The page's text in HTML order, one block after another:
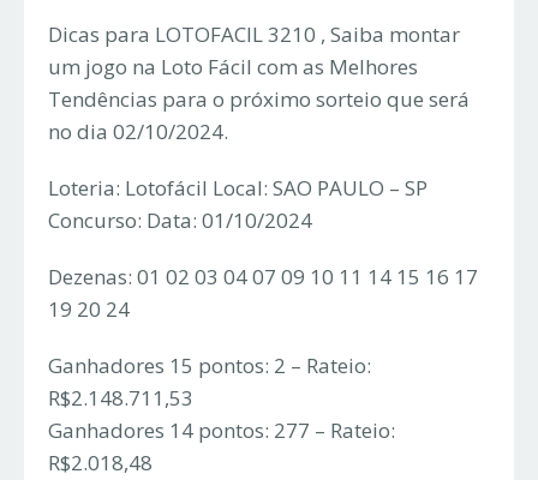
Dicas para LOTOFACIL 3210 , Saiba montar
um jogo na Loto Fácil com as Melhores
Tendências para o próximo sorteio que será
no dia 02/10/2024.
Loteria: Lotofácil Local: SAO PAULO – SP
Concurso: Data: 01/10/2024
Dezenas: 01 02 03 04 07 09 10 11 14 15 16 17
19 20 24
Ganhadores 15 pontos: 2 – Rateio:
R$2.148.711,53
Ganhadores 14 pontos: 277 – Rateio:
R$2.018,48